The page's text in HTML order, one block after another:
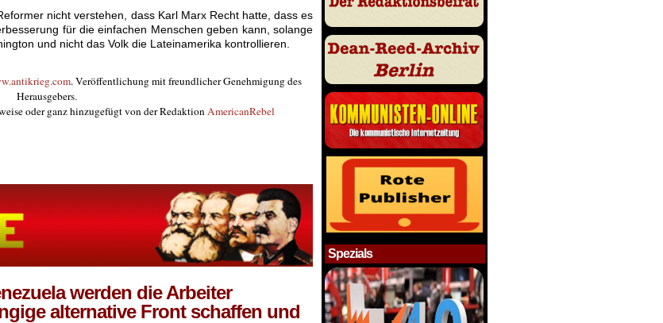
nicht verstehen, dass Karl Marx Recht hatte, dass es
für die einfachen Menschen geben kann, solange
und nicht das Volk die Lateinamerika kontrollieren.
. Veröffentlichung mit freundlicher Genehmigung des
Herausgebers.
oder ganz hinzugefügt von der Redaktion AmericanRebel
werden die Arbeiter
alternative Front schaffen und
Spezials